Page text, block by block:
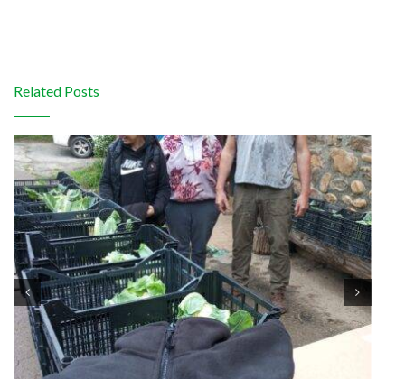
Related Posts